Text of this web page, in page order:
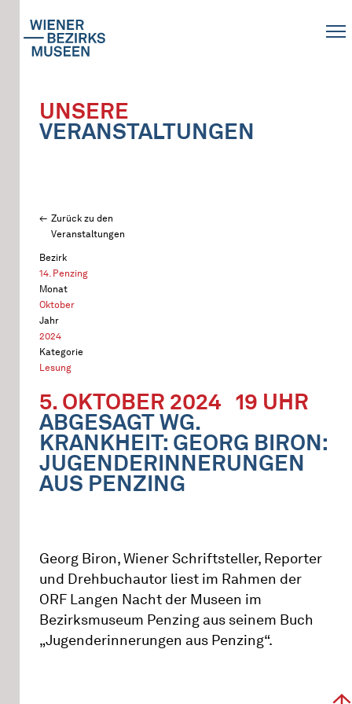
UNSERE
VERANSTALTUNGEN
Zurück zu den
Veranstaltungen
Bezirk
14. Penzing
Monat
Oktober
Jahr
2024
Kategorie
Lesung
5. OKTOBER 2024 19 UHR
ABGESAGT WG.
KRANKHEIT: GEORG BIRON:
JUGENDERINNERUNGEN
AUS PENZING
Georg Biron, Wiener Schriftsteller, Reporter
und Drehbuchautor liest im Rahmen der
ORF Langen Nacht der Museen im
Bezirksmuseum Penzing aus seinem Buch
„Jugenderinnerungen aus Penzing“.